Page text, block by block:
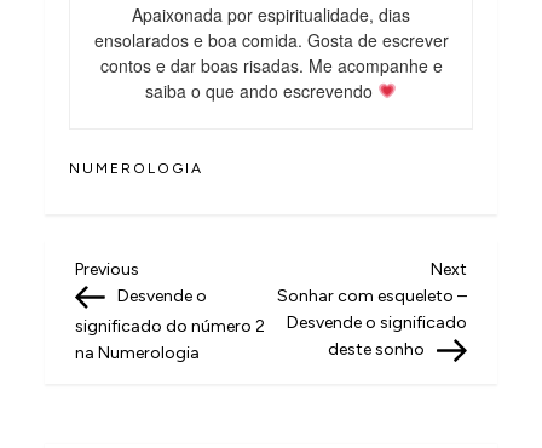
Apaixonada por espiritualidade, dias
ensolarados e boa comida. Gosta de escrever
contos e dar boas risadas. Me acompanhe e
saiba o que ando escrevendo
NUMEROLOGIA
N
a
v
Previous
Post
Previous
Desvende o
significado do número 2
na Numerologia
Next
Post
Next
Sonhar com esqueleto –
Desvende o significado
deste sonho